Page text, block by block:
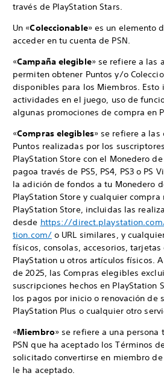
través de PlayStation Stars.
Un «Coleccionable» es un elemento
acceder en tu cuenta de PSN.
«Campaña elegible» se refiere a las
permiten obtener Puntos y/o
disponibles para los Miembros. Esto
actividades en el juego, uso de
algunas promociones de compra en
«Compras elegibles» se refiere a las
Puntos realizadas por los
PlayStation Store con el Monedero
pagoa través de PS5, PS4, PS3 o PS
la adición de fondos a tu Monedero
PlayStation Store y cualquier
PlayStation Store, incluidas las
desde https://
tion.com/o URL similares, y
físicos, consolas, accesorios,
PlayStation u otros artículos físicos.
de 2025, las Compras elegibles
suscripciones hechos en PlayStation
los pagos por inicio o renovación de
PlayStation Plus o cualquier otro
«Miembro» se refiere a una
PSN que ha aceptado los Términos
solicitado convertirse en miembro de
le ha aceptado.